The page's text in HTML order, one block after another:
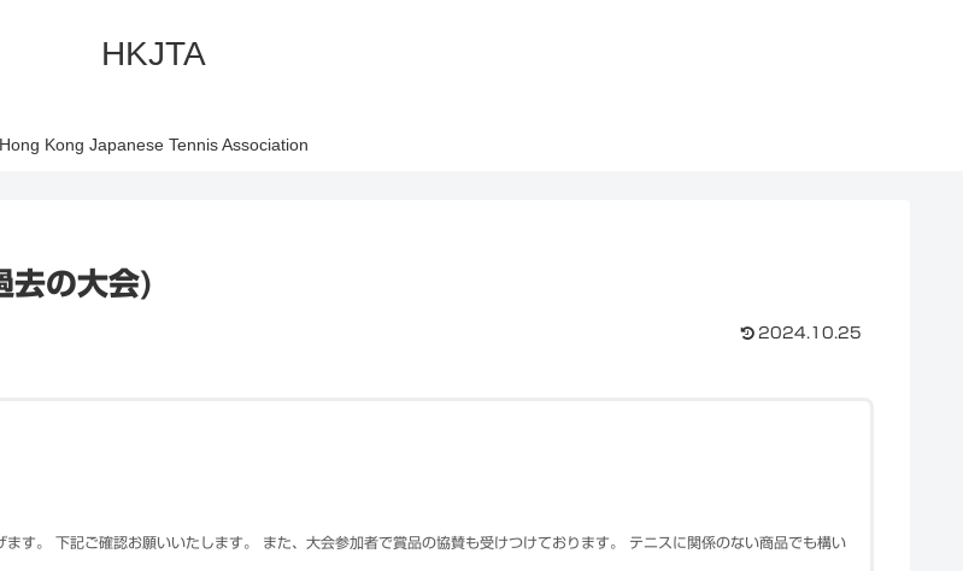
HKJTA
Hong Kong Japanese Tennis Association
去の大会)
2024.10.25
。 下記ご確認お願いいたします。 また、大会参加者で賞品の協賛も受けつけております。 テニスに関係のない商品でも構い